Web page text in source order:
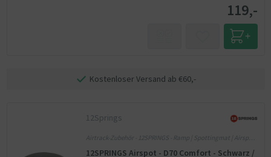
119,-
Kostenloser Versand ab €60,-
12Springs
Airtrack-Zubehör - 12SPRINGS - Ramp | Spottingmat | Airspot
12SPRINGS Airspot - D70 Comfort - Schwarz /